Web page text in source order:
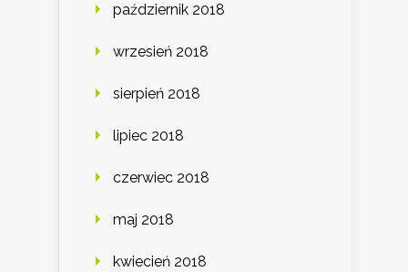
październik 2018
wrzesień 2018
sierpień 2018
lipiec 2018
czerwiec 2018
maj 2018
kwiecień 2018